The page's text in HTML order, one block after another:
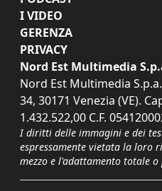
I VIDEO
GERENZA
PRIVACY
Nord Est Multimedia
Nord Est Multimedia
34, 30171 Venezia (VE).
1.432.522,00 C.F.
I diritti delle immagini e dei
espressamente vietata la loro
mezzo e l'adattamento totale o